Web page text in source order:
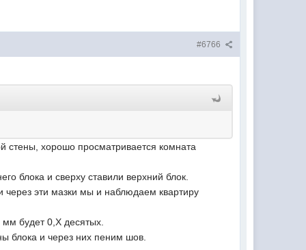
#6766
стены, хорошо просматривается комната
блока и сверху ставили верхний блок.
через эти мазки мы и наблюдаем квартиру
мм будет 0,Х десятых.
блока и через них пеним шов.